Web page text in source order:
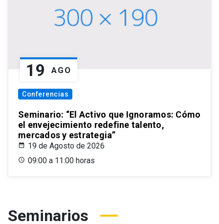
19 AGO
Conferencias
Seminario: “El Activo que Ignoramos: Cómo
el envejecimiento redefine talento,
mercados y estrategia”
19 de Agosto de 2026
09:00 a 11:00 horas
Seminarios